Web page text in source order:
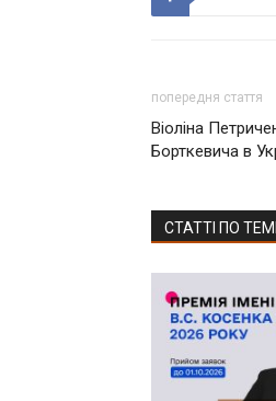
попередня стаття
Віоліна
Борткевича в
СТАТТІ ПО ТЕМІ